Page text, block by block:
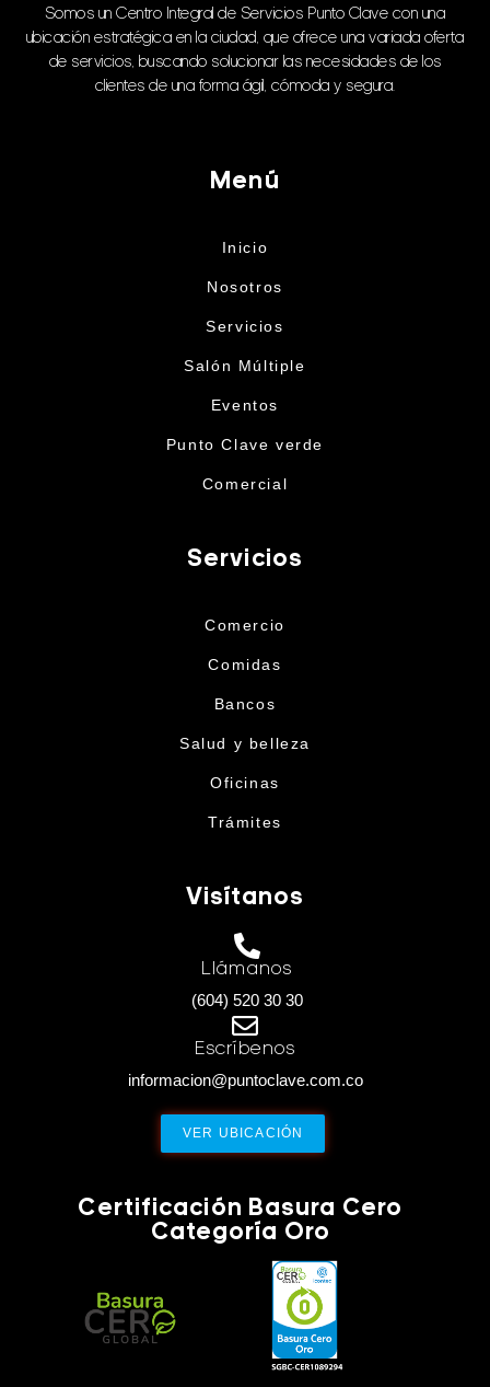
Somos un Centro Integral de Servicios Punto Clave con una
ubicación estratégica en la ciudad, que ofrece una variada oferta
de servicios, buscando solucionar las necesidades de los
clientes de una forma ágil, cómoda y segura.
Menú
Inicio
Nosotros
Servicios
Salón Múltiple
Eventos
Punto Clave verde
Comercial
Servicios
Comercio
Comidas
Bancos
Salud y belleza
Oficinas
Trámites
Visítanos
Llámanos
(604) 520 30 30
Escríbenos
informacion@puntoclave.com.co
VER UBICACIÓN
Certificación Basura Cero
Categoría Oro